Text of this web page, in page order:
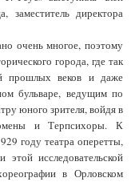
заместитель директора
очень многое, поэтому
города, где так
прошлых веков и даже
бульваре, ведущим по
юного зрителя, войдя в
и Терпсихоры. К
году театра оперетты,
исследовательской
в Орловском